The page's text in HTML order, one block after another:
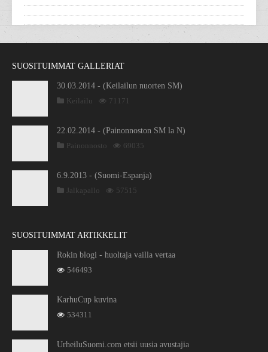
SUOSITUIMMAT GALLERIAT
30.03.2014 - (Keilailun nuorten SM)
Keilailu
71171
22.02.2014 - (Painonnoston SM la N)
Painonnosto
69035
6.9.2013 - (Suomi-Espanja)
Jalkapallo
57515
SUOSITUIMMAT ARTIKKELIT
Rokin blogi - huoltaja vailla vertaa
546493
KarhuCup kuvina
534311
UrheiluSuomi.com etsii uusia avustajia